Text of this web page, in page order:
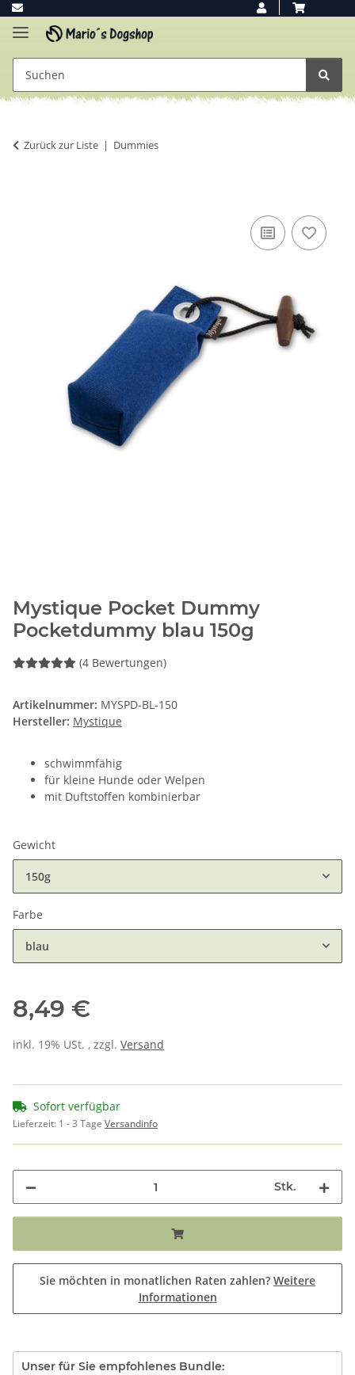
Zurück zur Liste Dummies
Mystique Pocket Dummy
Pocketdummy blau 150g
(4 Bewertungen)
Artikelnummer: MYSPD-BL-150
Hersteller: Mystique
schwimmfähig
für kleine Hunde oder Welpen
mit Duftstoffen kombinierbar
Gewicht
150g
Farbe
blau
8,49 €
inkl. 19% USt. , zzgl. Versand
Sofort verfügbar
Lieferzeit: 1 - 3 Tage Versandinfo
Stk.
Sie möchten in monatlichen Raten zahlen? Weitere
Informationen
Unser für Sie empfohlenes Bundle: